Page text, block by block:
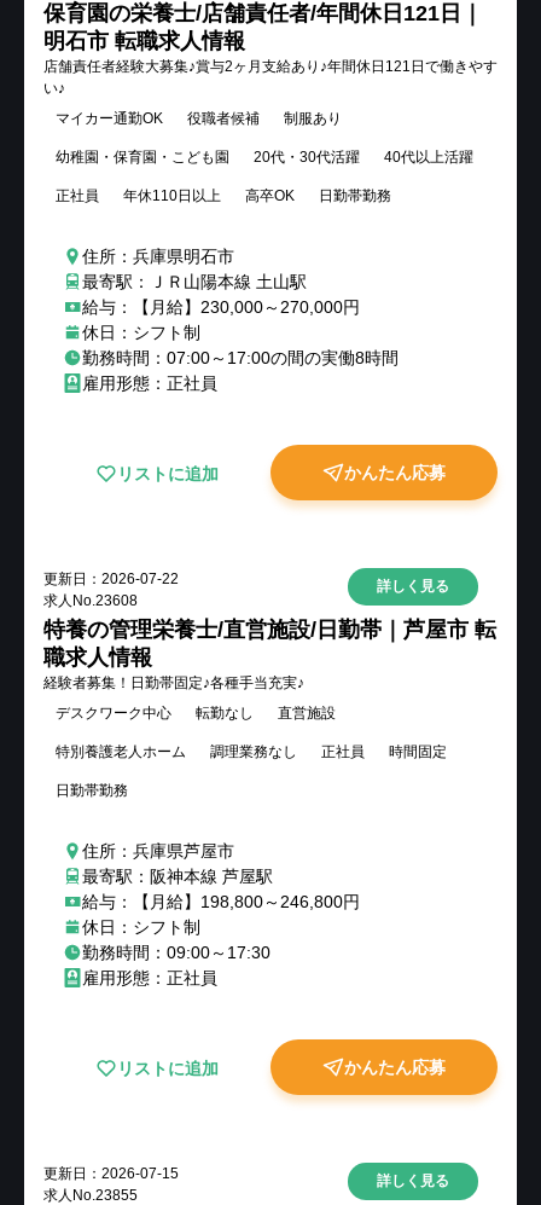
保育園の栄養士/店舗責任者/年間休日121日｜
明石市 転職求人情報
店舗責任者経験大募集♪賞与2ヶ月支給あり♪年間休日121日で働きやす
い♪
マイカー通勤OK
役職者候補 制服あり
幼稚園・保育園・こども園 20代・30代活躍 40代以上活躍
正社員 年休110日以上 高卒OK 日勤帯勤務
住所：兵庫県明石市
最寄駅：ＪＲ山陽本線 土山駅
給与：【月給】230,000～270,000円
休日：シフト制
勤務時間：07:00～17:00の間の実働8時間
雇用形態：正社員
リストに追加 かんたん応募
更新日： 2026-07-22
求人No.23608
詳しく見る
特養の管理栄養士/直営施設/日勤帯｜芦屋市 転
職求人情報
経験者募集！日勤帯固定♪各種手当充実♪
デスクワーク中心
転勤なし 直営施設
特別養護老人ホーム 調理業務なし 正社員 時間固定
日勤帯勤務
住所：兵庫県芦屋市
最寄駅：阪神本線 芦屋駅
給与：【月給】198,800～246,800円
休日：シフト制
勤務時間：09:00～17:30
雇用形態：正社員
リストに追加 かんたん応募
更新日： 2026-07-15
求人No.23855
詳しく見る